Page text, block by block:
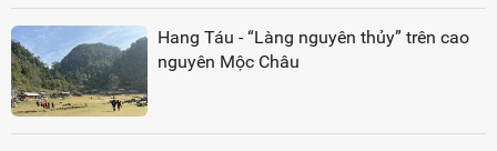
Hang Táu - “Làng nguyên thủy” trên cao
nguyên Mộc Châu